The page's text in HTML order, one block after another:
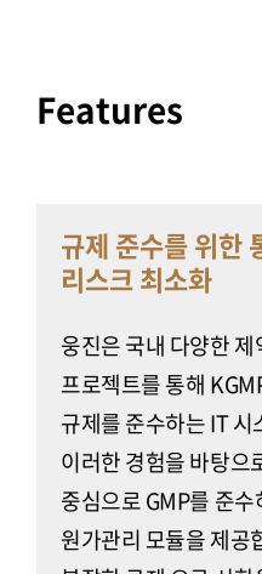
Features
규제 준수를 위한
리스크 최소화
웅진은 국내 다양한
프로젝트를 통해
규제를 준수하는 IT
이러한 경험을 바탕으
중심으로 GMP를 준
원가관리 모듈을 제공